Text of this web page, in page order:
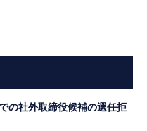
の社外取締役候補の選任拒